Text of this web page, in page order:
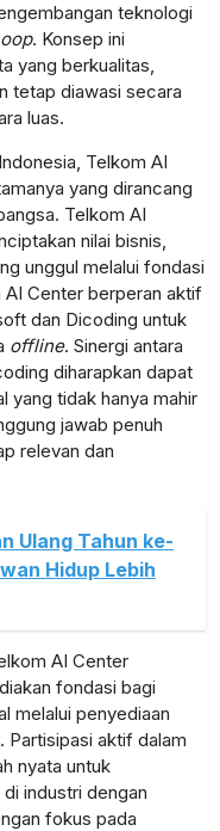
teknologi
. Konsep ini
yang berkualitas,
tetap diawasi secara
luas.
Telkom AI
yang dirancang
Telkom AI
nilai bisnis,
unggul melalui fondasi
AI Center berperan aktif
dan Dicoding untuk
offline. Sinergi antara
diharapkan dapat
yang tidak hanya mahir
jawab penuh
relevan dan
Ulang Tahun ke-
Hidup Lebih
AI Center
fondasi bagi
melalui penyediaan
aktif dalam
nyata untuk
industri dengan
fokus pada